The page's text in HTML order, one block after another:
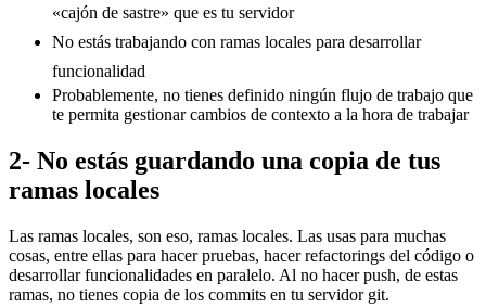
«cajón de sastre» que es tu servidor
No estás trabajando con ramas locales para desarrollar
funcionalidad
Probablemente, no tienes definido ningún flujo de trabajo que
te permita gestionar cambios de contexto a la hora de trabajar
2- No estás guardando una copia de tus
ramas locales
Las ramas locales, son eso, ramas locales. Las usas para muchas
cosas, entre ellas para hacer pruebas, hacer refactorings del código o
desarrollar funcionalidades en paralelo. Al no hacer push, de estas
ramas, no tienes copia de los commits en tu servidor git.